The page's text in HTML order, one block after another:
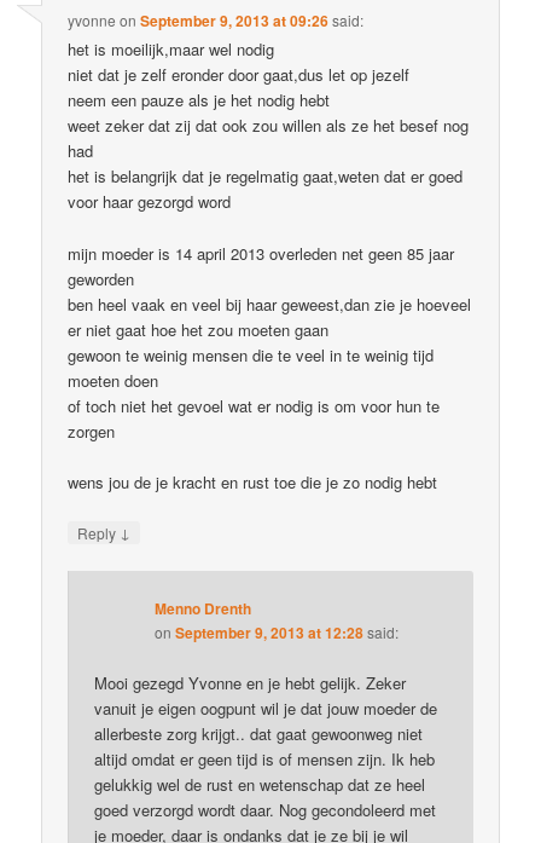
yvonne onSeptember 9, 2013 at 09:26said:
het is moeilijk,maar wel nodig
niet dat je zelf eronder door gaat,dus let op jezelf
neem een pauze als je het nodig hebt
weet zeker dat zij dat ook zou willen als ze het besef nog
had
het is belangrijk dat je regelmatig gaat,weten dat er goed
voor haar gezorgd word
mijn moeder is 14 april 2013 overleden net geen 85 jaar
geworden
ben heel vaak en veel bij haar geweest,dan zie je hoeveel
er niet gaat hoe het zou moeten gaan
gewoon te weinig mensen die te veel in te weinig tijd
moeten doen
of toch niet het gevoel wat er nodig is om voor hun te
zorgen
wens jou de je kracht en rust toe die je zo nodig hebt
Reply ↓
Menno Drenth
onSeptember 9, 2013 at 12:28said:
Mooi gezegd Yvonne en je hebt gelijk. Zeker
vanuit je eigen oogpunt wil je dat jouw moeder de
allerbeste zorg krijgt.. dat gaat gewoonweg niet
altijd omdat er geen tijd is of mensen zijn. Ik heb
gelukkig wel de rust en wetenschap dat ze heel
goed verzorgd wordt daar. Nog gecondoleerd met
je moeder, daar is ondanks dat je ze bij je wil